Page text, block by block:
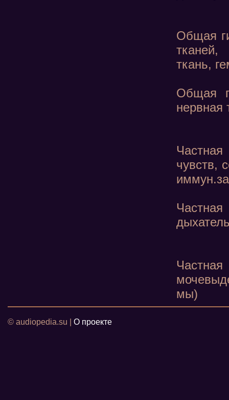
Общая
тканей,
ткань,
Общая
нервная
чувств,
мы)
© audiopedia.su | О проекте